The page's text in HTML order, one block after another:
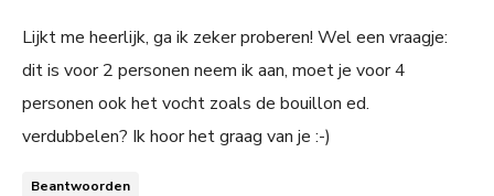
Lijkt me heerlijk, ga ik zeker proberen! Wel een vraagje:
dit is voor 2 personen neem ik aan, moet je voor 4
personen ook het vocht zoals de bouillon ed.
verdubbelen? Ik hoor het graag van je :-)
Beantwoorden